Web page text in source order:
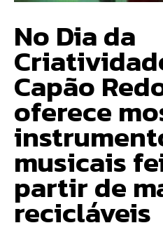
No Dia da
Capão
oferece
musicais
partir de
recicláveis